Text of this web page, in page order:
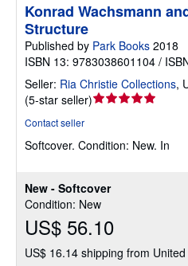
New - Softcover
Condition: New
US$ 56.10
US$ 16.14 shipping from
Konrad Wachsmann
Structure
Published by Park Books 2018
ISBN 13: 9783038601104 /
Seller: Ria Christie Collections,
(5-star seller)Seller
out
stars
Contact seller
Softcover. Condition: New. In